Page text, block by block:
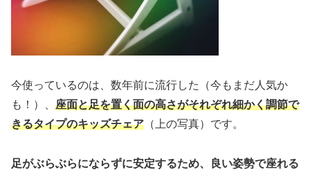
今使っているのは、数年前に流行した（今もまだ人気か
も！）、 座面と足を置く面の高さがそれぞれ細かく調節で
きるタイプのキッズチェア （上の写真）です。
足がぶらぶらにならずに安定するため、良い姿勢で座れる